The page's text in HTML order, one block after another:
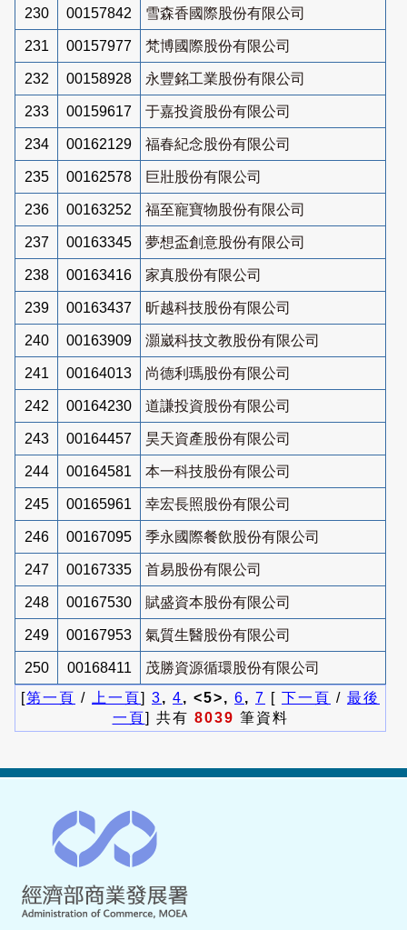
230 00157842 雪森香國際股份有限公司
231 00157977 梵博國際股份有限公司
232 00158928 永豐銘工業股份有限公司
233 00159617 于嘉投資股份有限公司
234 00162129 福春紀念股份有限公司
235 00162578 巨壯股份有限公司
236 00163252 福至寵寶物股份有限公司
237 00163345 夢想盃創意股份有限公司
238 00163416 家真股份有限公司
239 00163437 昕越科技股份有限公司
240 00163909 灝崴科技文教股份有限公司
241 00164013 尚德利瑪股份有限公司
242 00164230 道謙投資股份有限公司
243 00164457 昊天資產股份有限公司
244 00164581 本一科技股份有限公司
245 00165961 幸宏長照股份有限公司
246 00167095 季永國際餐飲股份有限公司
247 00167335 首易股份有限公司
248 00167530 賦盛資本股份有限公司
249 00167953 氣質生醫股份有限公司
250 00168411
茂勝資源循環股份有限公司
[第一頁 / 上一頁] 3, 4, <5>, 6, 7 [ 下一頁 / 最後
一頁] 共有 8039 筆資料